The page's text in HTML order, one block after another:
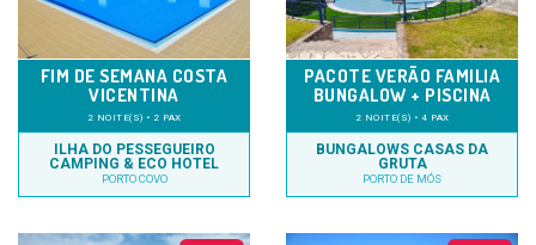
FIM DE SEMANA COSTA
VICENTINA
2 NOITE(S) • 2 PAX
ILHA DO PESSEGUEIRO
CAMPING & ECO HOTEL
PORTO COVO
PACOTE VERÃO FAMILIA
BUNGALOW + PISCINA
2 NOITE(S) • 4 PAX
BUNGALOWS CASAS DA
GRUTA
PORTO DE MÓS